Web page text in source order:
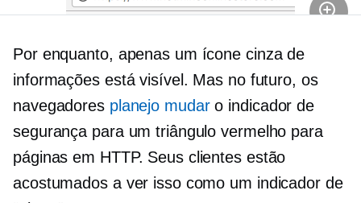
Por enquanto, apenas um ícone cinza de
informações está visível. Mas no futuro, os
navegadores planejo mudaro indicador de
segurança para um triângulo vermelho para
páginas em HTTP. Seus clientes estão
acostumados a ver isso como um indicador de